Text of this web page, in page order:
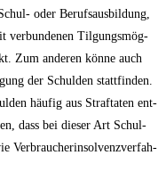
oder Berufs­aus­bil­dung,
ver­bun­de­nen Til­gungs­mög­
Zum ande­ren kön­ne auch
der Schul­den statt­fin­den.
häu­fig aus Straf­ta­ten ent­
dass bei die­ser Art Schul­
Ver­brau­cher­insol­venz­ver­fah­